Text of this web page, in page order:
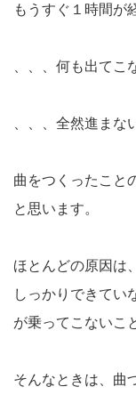
もうすぐ１時間が
、、、何も出てこ
、、、全然進まな
曲をつくったこと
と思います。
ほとんどの原因は
しっかりできてい
が乗ってこないこ
そんなときは、曲